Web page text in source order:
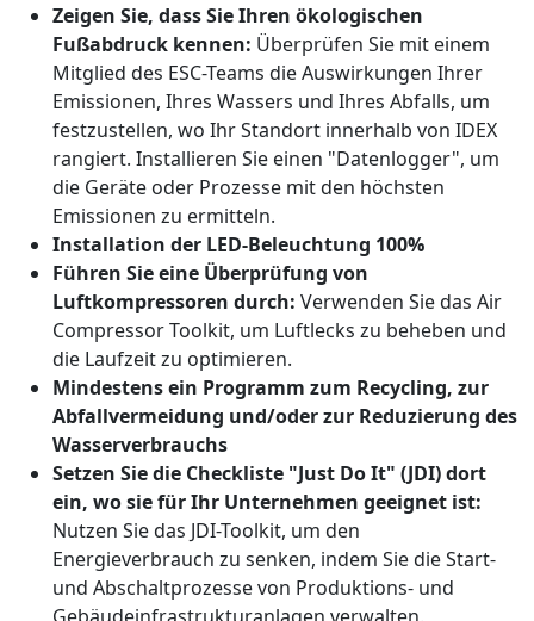
Zeigen Sie, dass Sie Ihren ökologischen
Fußabdruck kennen: Überprüfen Sie mit einem
Mitglied des ESC-Teams die Auswirkungen Ihrer
Emissionen, Ihres Wassers und Ihres Abfalls, um
festzustellen, wo Ihr Standort innerhalb von IDEX
rangiert. Installieren Sie einen "Datenlogger", um
die Geräte oder Prozesse mit den höchsten
Emissionen zu ermitteln.
Installation der LED-Beleuchtung 100%
Führen Sie eine Überprüfung von
Luftkompressoren durch: Verwenden Sie das Air
Compressor Toolkit, um Luftlecks zu beheben und
die Laufzeit zu optimieren.
Mindestens ein Programm zum Recycling, zur
Abfallvermeidung und/oder zur Reduzierung des
Wasserverbrauchs
Setzen Sie die Checkliste "Just Do It" (JDI) dort
ein, wo sie für Ihr Unternehmen geeignet ist:
Nutzen Sie das JDI-Toolkit, um den
Energieverbrauch zu senken, indem Sie die Start-
und Abschaltprozesse von Produktions- und